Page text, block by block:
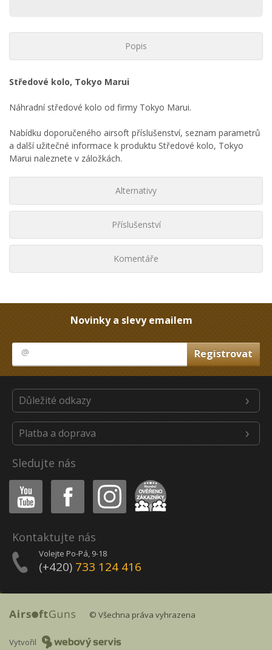
Popis
Středové kolo, Tokyo Marui
Náhradní středové kolo od firmy Tokyo Marui.
Nabídku doporučeného airsoft příslušenství, seznam parametrů
a další užitečné informace k produktu Středové kolo, Tokyo
Marui naleznete v záložkách.
Alternativy
Příslušenství
Komentáře
Novinky a slevy emailem
Důležité odkazy
Platba a doprava
Sledujte nás
Youtube Facebook Instagram Heureka
Kontaktujte nás
Volejte Po-Pá, 9-18
(+420) 733 124 416
© Všechna práva vyhrazena
Vytvořil